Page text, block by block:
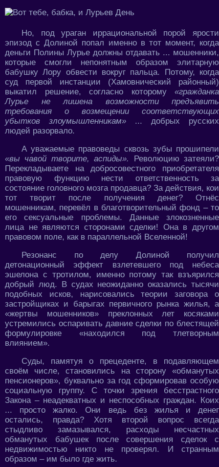
Но, под ураган иррациональной порой ярости
эпизод с Долиной попал именно в тот момент, когда
деньги Полины Лурье должны отдавать ... мошенники,
которые смогли непонятным образом элитарную
бабушку Лору обвести вокруг пальца. Потому, когда
суд первой инстанции (Хамовнический районный)
выкатил решение, согласно которому «гражданка
Лурье не лишена возможности предъявить
требования о возмещении соответствующих
убытков злоумышленникам» ... добрых русских
людей разорвало.
А уважаемые правоведы сквозь зубы прошипели
«вы чавой творите, аспиды». Революцию затеяли?
Перекладываете на добросовестного приобретателя
правовую функцию нести ответственность за
состояние головного мозга продавца? За действия, кои
тот творит после получения денег? Отнёс
мошенникам, перевёл в благотворительный фонд – то
его сексуальные проблемы. Данные злокозненные
лица не являются сторонами сделки! Она в другом
правовом поле, как в параллельной Вселенной!
Резонанс по делу Долиной получил
детонационный эффект взлетевшего под небеса
эшелона с тротилом, именно потому так взъярился
добрый люд. В судах неожиданно оказались тысячи
подобных исков, нарисовались теории заговора о
застройщиках и барыгах первичного рынка жилья, а
«жертвы мошенников» преклонных лет косяками
устремились оспаривать давние сделки по блестящей
формулировке «находился под тлетворным
влиянием».
Суды, памятуя о прецеденте, в подавляющем
своём числе, становились на сторону «обманутых
пенсионеров», буквально за год сформировав особую
социальную группу. С точки зрения бесстрастного
Закона – неадекватных и неспособных граждан. Коих
... просто жалко. Они ведь без жилья и денег
остались, правда? Хотя второй вопрос всегда
стыдливо замазывался, расходы несчастных
обманутых бабушек после совершения сделок с
недвижимостью никто не проверял. И странным
образом – им было где жить.